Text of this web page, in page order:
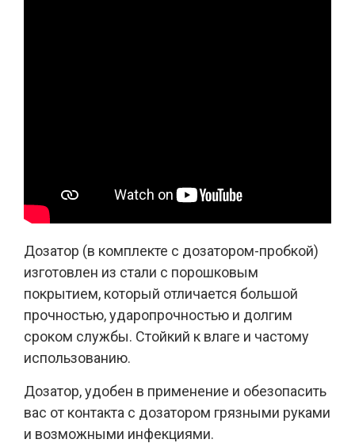
Дозатор (в комплекте с дозатором-пробкой)
изготовлен из стали с порошковым
покрытием, который отличается большой
прочностью, ударопрочностью и долгим
сроком службы. Стойкий к влаге и частому
использованию.
Дозатор, удобен в применение и обезопасить
вас от контакта с дозатором грязными руками
и возможными инфекциями.